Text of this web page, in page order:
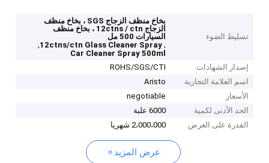
تسليط الضوء
بخاخ منظف الزجاج SGS ، بخاخ منظف
الزجاج 12ctns / ctn ، بخاخ منظف
السيارات 500 مل
,
12ctns/ctn Glass Cleaner Spray
,
Car Cleaner Spray 500ml
إصدار الشهادات
ROHS/SGS/CTI
اسم العلامة التجارية
Aristo
الأسعار
negotiable
الحد الأدنى لكمية
6000 علبة
القدرة على العرض
2،000،000 شهريا
عرض المزيد